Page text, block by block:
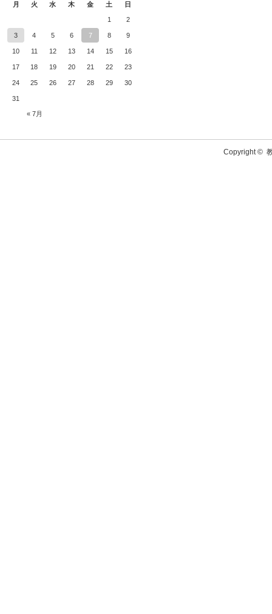
月 火 水 木 金 土 日
« 7月
1 2
3 4 5 6 7 8 9
10 11 12 13 14 15 16
17 18 19 20 21 22 23
24 25 26 27 28 29 30
31
Copyright ©